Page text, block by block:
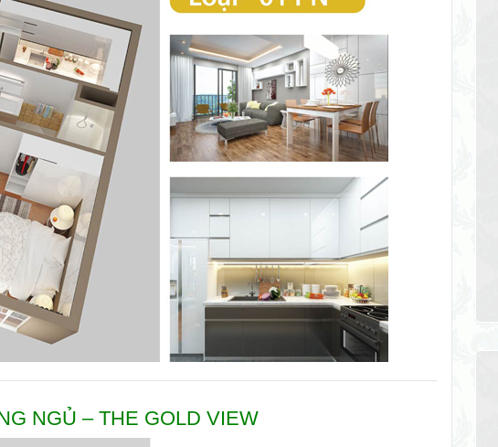
NGỦ – THE GOLD VIEW